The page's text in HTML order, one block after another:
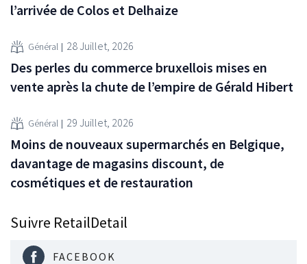
l’arrivée de Colos et Delhaize
Général 28 Juillet, 2026
Des perles du commerce bruxellois mises en
vente après la chute de l’empire de Gérald Hibert
Général 29 Juillet, 2026
Moins de nouveaux supermarchés en Belgique,
davantage de magasins discount, de
cosmétiques et de restauration
Suivre RetailDetail
FACEBOOK